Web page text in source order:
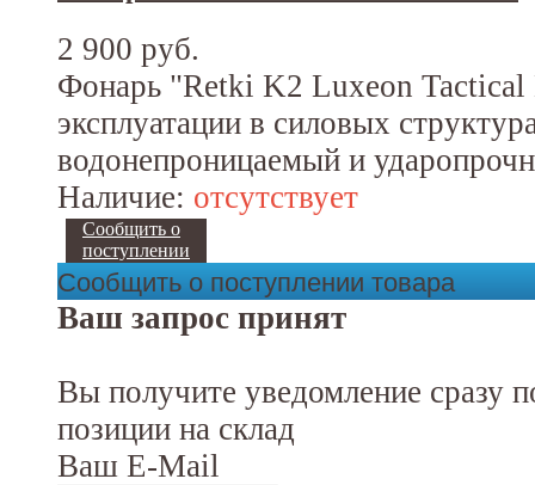
2 900 руб.
Фонарь "Retki K2 Luxeon Tactical
эксплуатации в силовых
водонепроницаемый и
Наличие: отсутствует
Сообщить о
поступлении
Сообщить о поступлении товара
Ваш запрос принят
Вы получите уведомление сразу
позиции на склад
Ваш E-Mail